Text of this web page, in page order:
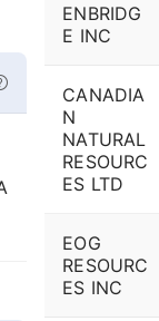
ENBRIDG
E INC
CANADIA
N
NATURAL
RESOURC
ES LTD
EOG
RESOURC
ES INC